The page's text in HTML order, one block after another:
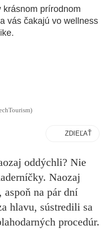
prírodnom
vás čakajú vo wellness
ZDIEĽAŤ
oddýchli? Nie
Naozaj
na pár dní
hlavu, sústredili sa
procedúr.